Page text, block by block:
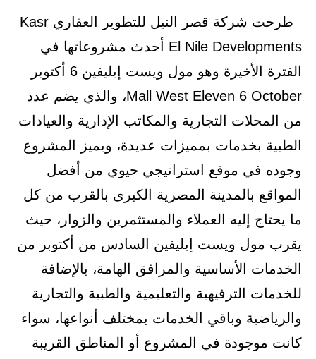
طرحت شركة قصر النيل للتطوير العقاري Kasr
El Nile Developments أحدث مشروعاتها في
الفترة الأخيرة وهو مول ويست إيليفين 6 أكتوبر
Mall West Eleven 6 October، والذي يضم عدد
من المحلات التجارية والمكاتب الإدارية والعيادات
الطبية بخدمات بمميزات عديدة، ويميز المشروع
وجوده في موقع استراتيجي حيوي من أفضل
المواقع بالمدينة المصرية الكبرى بالقرب من كل
ما يحتاج إليه العملاء والمستثمرين والزوار، حيث
يقرب مول ويست إيليفين السادس من أكتوبر من
الخدمات الأساسية والمرافق الهامة، بالإضافة
للخدمات الترفيهية والتعليمية والطبية والتجارية
والرياضية وباقي الخدمات بمختلف أنواعها، سواء
كانت موجودة في المشروع أو المناطق القريبة